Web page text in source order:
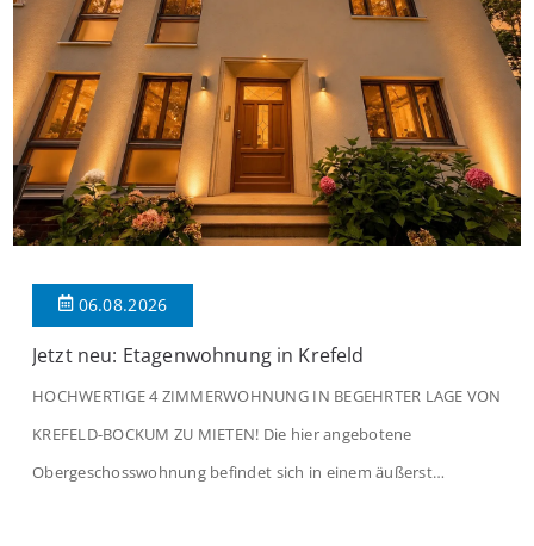
06.08.2026
Jetzt neu: Etagenwohnung in Krefeld
HOCHWERTIGE 4 ZIMMERWOHNUNG IN BEGEHRTER LAGE VON
KREFELD-BOCKUM ZU MIETEN! Die hier angebotene
Obergeschosswohnung befindet sich in einem äußerst